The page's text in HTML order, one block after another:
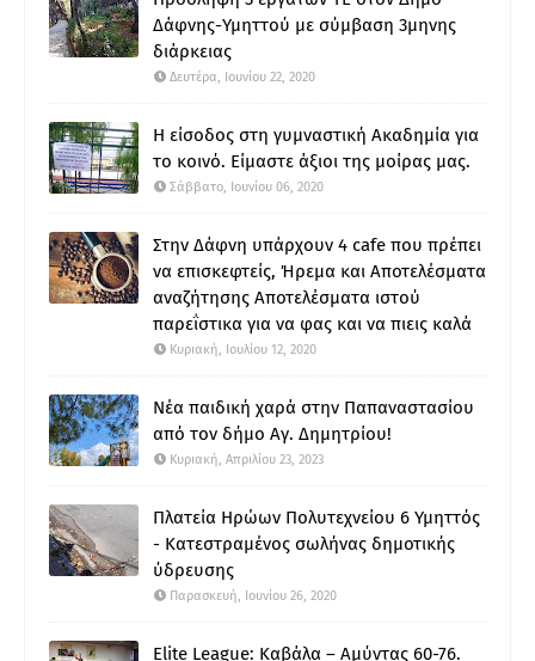
Δάφνης-Υμηττού με σύμβαση 3μηνης
διάρκειας
Δευτέρα, Ιουνίου 22, 2020
Η είσοδος στη γυμναστική Ακαδημία για
το κοινό. Είμαστε άξιοι της μοίρας μας.
Σάββατο, Ιουνίου 06, 2020
Στην Δάφνη υπάρχουν 4 cafe που πρέπει
να επισκεφτείς, Ήρεμα και Αποτελέσματα
αναζήτησης Αποτελέσματα ιστού
παρεΐστικα για να φας και να πιεις καλά
Κυριακή, Ιουλίου 12, 2020
Νέα παιδική χαρά στην Παπαναστασίου
από τον δήμο Αγ. Δημητρίου!
Κυριακή, Απριλίου 23, 2023
Πλατεία Ηρώων Πολυτεχνείου 6 Υμηττός
- Κατεστραμένος σωλήνας δημοτικής
ύδρευσης
Παρασκευή, Ιουνίου 26, 2020
Elite League: Καβάλα – Αμύντας 60-76.